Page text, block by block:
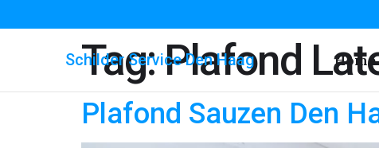
Schilder Service Den Haag Home
Tag:Plafond
Plafond Sauzen Den